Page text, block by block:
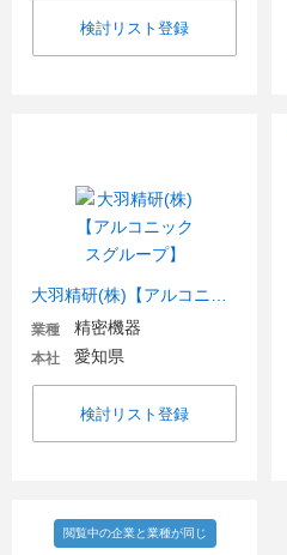
検討リスト登録
業種 精密機器
本社 愛知県
検討リスト登録
閲覧中の企業と業種が同じ